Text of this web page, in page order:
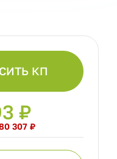
КП
₽
307 ₽